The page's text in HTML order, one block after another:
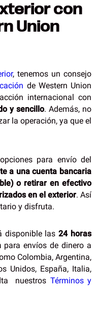
con
Union
, tenemos un consejo
de Western Union
internacional con
y sencillo. Además, no
la operación, ya que el
para envío del
a una cuenta bancaria
o retirar en efectivo
en el exterior. Así
y disfruta.
disponible las24 horas
para envíos de dinero a
Colombia, Argentina,
Unidos, España, Italia,
nuestros Términos y